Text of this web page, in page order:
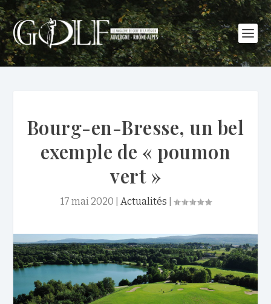
Bourg-en-Bresse, un bel
exemple de « poumon
vert »
17 mai 2020 Actualités